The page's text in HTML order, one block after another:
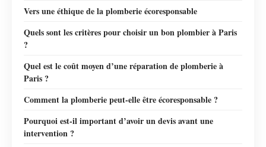
Vers une éthique de la plomberie écoresponsable
Quels sont les critères pour choisir un bon plombier à Paris
?
Quel est le coût moyen d’une réparation de plomberie à
Paris ?
Comment la plomberie peut-elle être écoresponsable ?
Pourquoi est-il important d’avoir un devis avant une
intervention ?